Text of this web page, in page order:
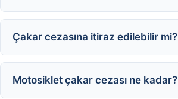
Çakar cezasına itiraz edilebilir mi?
Motosiklet çakar cezası ne kadar?